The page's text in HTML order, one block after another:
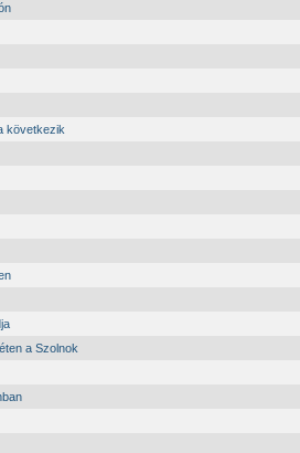
következik
a Szolnok